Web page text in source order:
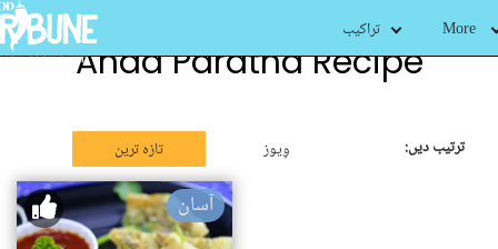
تراکیب More
Anda Paratha Recipe
ترتیب دیں: تازہ ترین وِیوز
آسان